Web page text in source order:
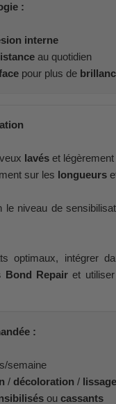
:
interne
au quotidien
pour plus de
lavés et légèrement
sur les longueurs
le niveau de
optimaux, intégrer
Bond Repairet utiliser
:
semaine
/ décoloration / lissage
ou cassants